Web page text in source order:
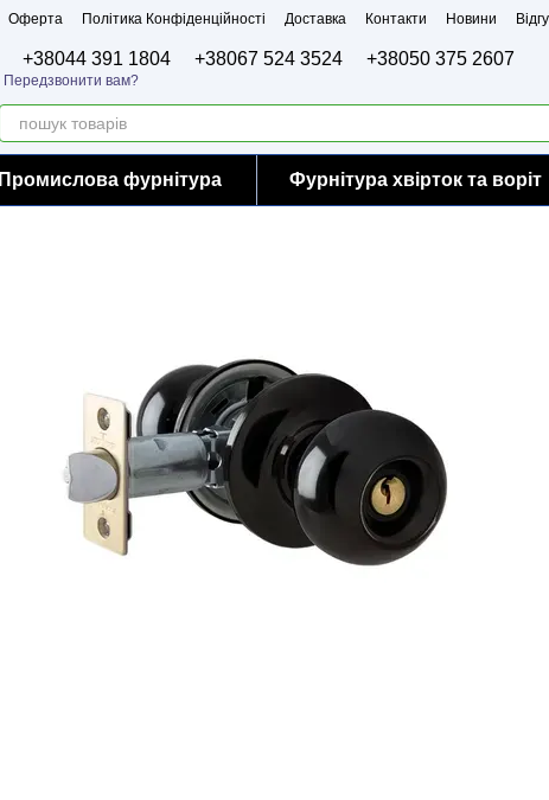
Оферта Політика Конфіденційності Доставка Контакти Новини
+38044 391 1804 +38067 524 3524 +38050 375 2607
Передзвонити вам?
Промислова фурнітура Фурнітура хвірток та воріт